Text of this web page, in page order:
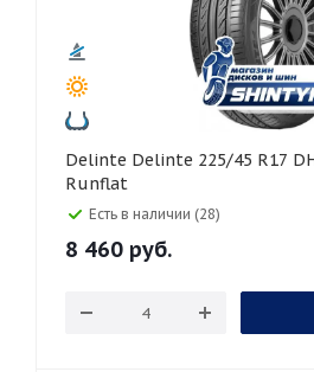
Delinte Delinte 225/45 R17 DH3-RFT 91W
Runflat
Есть в наличии (28)
8 460 руб.